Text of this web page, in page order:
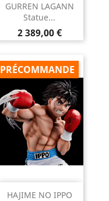
GURREN LAGANN
Statue...
Prix
2 389,00 €
HAJIME NO IPPO
PRÉCOMMANDE